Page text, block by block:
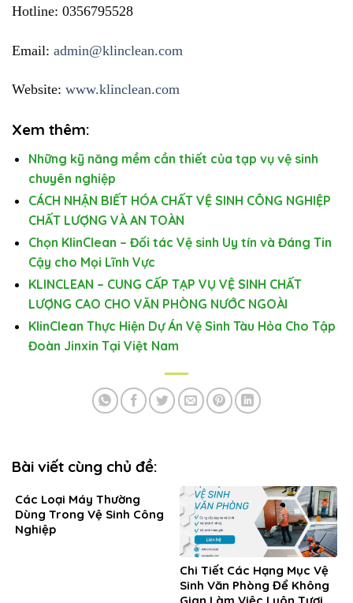
Hotline: 0356795528
Email: admin@klinclean.com
Website: www.klinclean.com
Xem thêm:
Những kỹ năng mềm cần thiết của tạp vụ vệ sinh
chuyên nghiệp
CÁCH NHẬN BIẾT HÓA CHẤT VỆ SINH CÔNG NGHIỆP
CHẤT LƯỢNG VÀ AN TOÀN
Chọn KlinClean – Đối tác Vệ sinh Uy tín và Đáng Tin
Cậy cho Mọi Lĩnh Vực
KLINCLEAN – CUNG CẤP TẠP VỤ VỆ SINH CHẤT
LƯỢNG CAO CHO VĂN PHÒNG NƯỚC NGOÀI
KlinClean Thực Hiện Dự Án Vệ Sinh Tàu Hỏa Cho Tập
Đoàn Jinxin Tại Việt Nam
Bài viết cùng chủ đề:
Các Loại Máy Thường
Dùng Trong Vệ Sinh Công
Nghiệp
Chi Tiết Các Hạng Mục Vệ
Sinh Văn Phòng Để Không
Gian Làm Việc Luôn Tươi